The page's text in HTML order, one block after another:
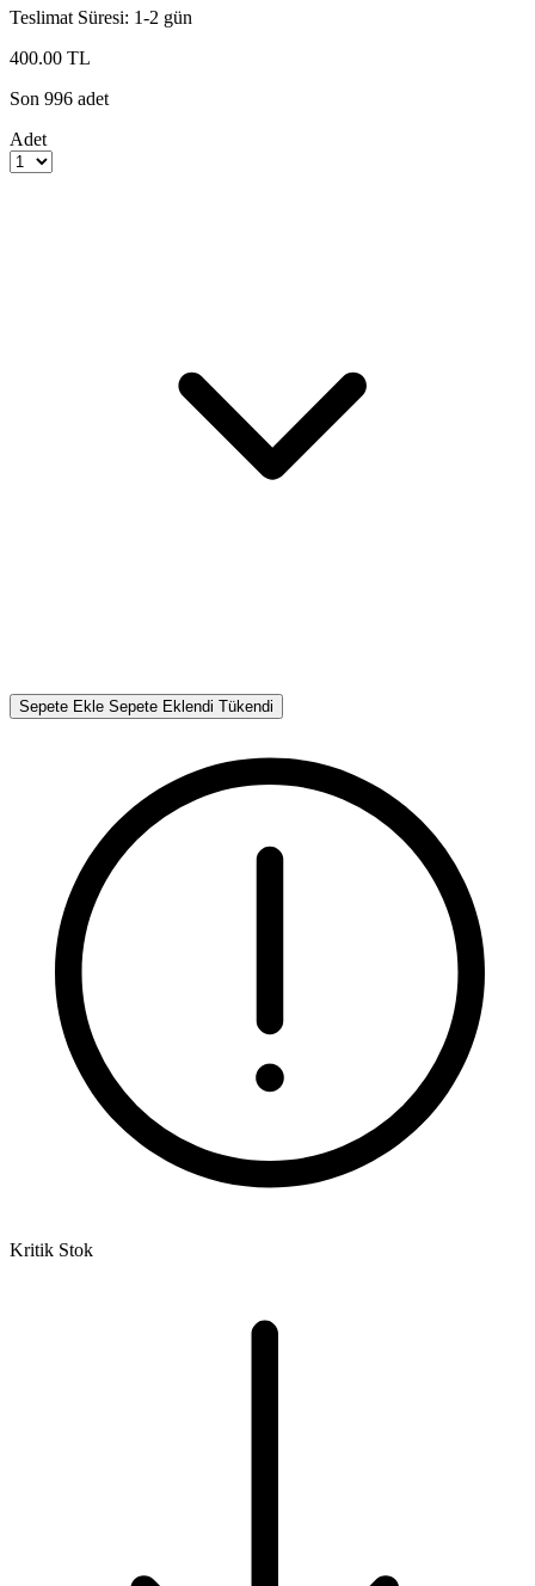
Teslimat Süresi: 1-2 gün
400.00 TL
Son 996 adet
Adet
Sepete Ekle Sepete Eklendi Tükendi
Kritik Stok